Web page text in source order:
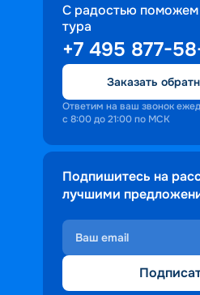
С радостью
тура
+7 495 877-
Заказать
Ответим на ваш звонок
с 8:00 до 21:00 по МСК
Подпишитесь на
лучшими